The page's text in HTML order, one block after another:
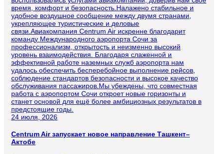
время, комфорт и безопасность.Налажено стабильное и
удобное воздушное сообщение между двумя странами,
укрепляющее туристические и деловые
связи.Авиакомпания Centrum Air искренне благодарит
команду Международного аэропорта Сочи за
профессионализм, открытость и неизменно высокий
уровень взаимодействия. Благодаря слаженной и
эффективной работе наземных служб аэропорта нам
удалось обеспечить бесперебойное выполнение рейсов,
соблюдение стандартов безопасности и высокое качество
обслуживания пассажиров.Мы убеждены, что совместная
работа с аэропортом Сочи откроет новые горизонты и
станет основой для ещё более амбициозных результатов в
предстоящие годы.
24 июля, 2026
Centrum Air запускает новое направление Ташкент–
Актобе